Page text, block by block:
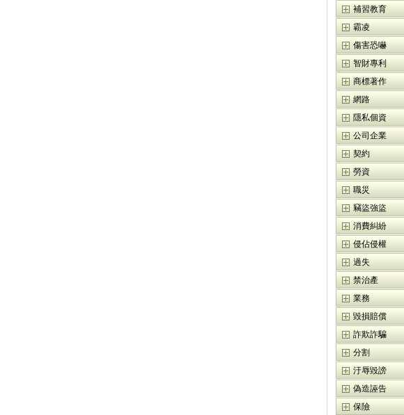
補習教育
霸凌
傷害恐嚇
智財專利
商標著作
網路
隱私個資
公司企業
契約
勞資
職災
竊盜強盜
消費糾紛
侵佔侵權
過失
禁治產
業務
毀損賠償
詐欺詐騙
分割
汙辱毀謗
偽造誣告
保險